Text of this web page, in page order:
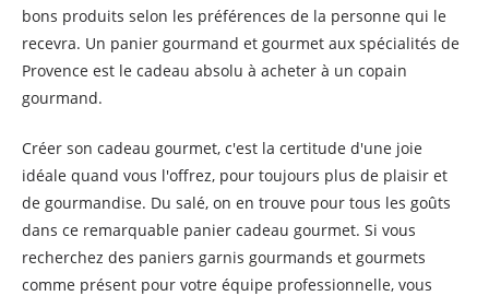
bons produits selon les préférences de la personne qui le
recevra. Un panier gourmand et gourmet aux spécialités de
Provence est le cadeau absolu à acheter à un copain
gourmand.
Créer son cadeau gourmet, c'est la certitude d'une joie
idéale quand vous l'offrez, pour toujours plus de plaisir et
de gourmandise. Du salé, on en trouve pour tous les goûts
dans ce remarquable panier cadeau gourmet. Si vous
recherchez des paniers garnis gourmands et gourmets
comme présent pour votre équipe professionnelle, vous